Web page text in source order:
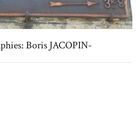
Boris JACOPIN-